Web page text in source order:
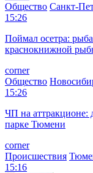
Общество Санкт-
15:26
Поймал осетра:
краснокнижной
corner
Общество
15:26
ЧП на аттракционе:
парке Тюмени
corner
Происшествия
15:16